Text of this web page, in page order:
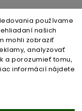
používame
našich
mohli zobraziť
analyzovať
a porozumieť tomu,
informácií nájdete